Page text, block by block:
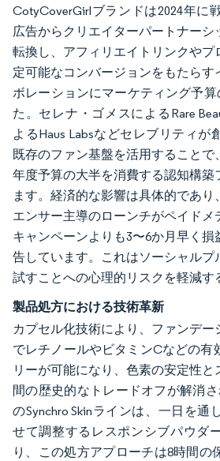
CotyCoverGirlブランドは2024年に
広告からクリエイターパートナーシ
転換し、アフィリエイトリンクやプ
定可能なコンバージョンをもたらす
ボレーションにマーケティング予算
た。セレナ・ゴメスによるRare
よるHaus Labsなどセレブリティが
既存のファン基盤を活用することで
年度予算の大半を消費する認知構築
ます。経済的な影響は具体的であ
エンサー主導のローンチがペイドメ
キャンペーンよりも3〜6か月早く損
告しています。これはソーシャルプ
試すことへの心理的リスクを軽減す
製品処方における技術革新
カプセル化技術により、ファンデー
でレチノールやビタミンCなどの有
リーが可能になり、色素の安定性
間の歴史的なトレードオフが解消
のSynchro Skinラインは、一日を通
せて調整するレスポンシブパウダ
り、この処方アプローチは8時間の